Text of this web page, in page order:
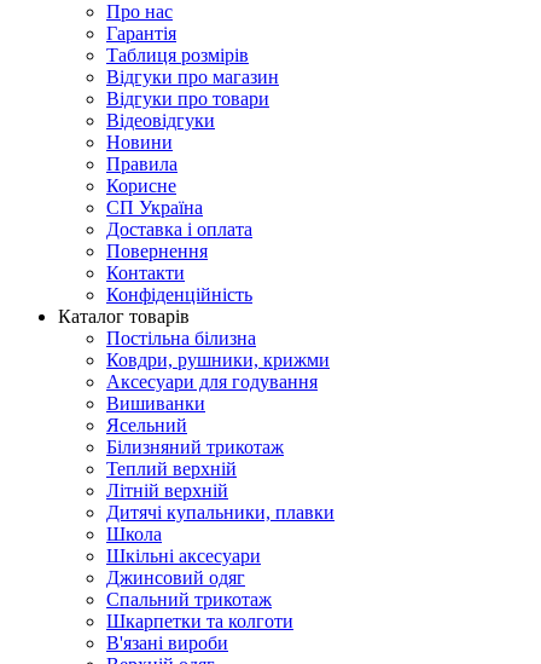
Про нас
Гарантія
Таблиця розмірів
Відгуки про магазин
Відгуки про товари
Відеовідгуки
Новини
Правила
Корисне
СП Україна
Доставка і оплата
Повернення
Контакти
Конфіденційність
Каталог товарів
Постільна білизна
Ковдри, рушники, крижми
Аксесуари для годування
Вишиванки
Ясельний
Білизняний трикотаж
Теплий верхній
Літній верхній
Дитячі купальники, плавки
Школа
Шкільні аксесуари
Джинсовий одяг
Спальний трикотаж
Шкарпетки та колготи
В'язані вироби